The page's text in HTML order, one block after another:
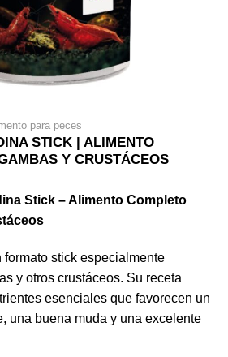
para peces
STICK | ALIMENTO
Y CRUSTÁCEOS
Stick – Alimento Completo
stick especialmente
y otros crustáceos. Su receta
esenciales que favorecen un
una buena muda y una excelente